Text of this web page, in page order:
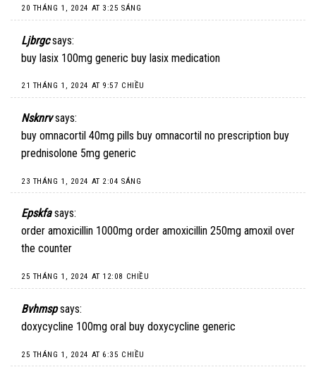
20 THÁNG 1, 2024 AT 3:25 SÁNG
Ljbrgc says:
buy lasix 100mg generic buy lasix medication
21 THÁNG 1, 2024 AT 9:57 CHIỀU
Nsknrv says:
buy omnacortil 40mg pills buy omnacortil no prescription buy
prednisolone 5mg generic
23 THÁNG 1, 2024 AT 2:04 SÁNG
Epskfa says:
order amoxicillin 1000mg order amoxicillin 250mg amoxil over
the counter
25 THÁNG 1, 2024 AT 12:08 CHIỀU
Bvhmsp says:
doxycycline 100mg oral buy doxycycline generic
25 THÁNG 1, 2024 AT 6:35 CHIỀU